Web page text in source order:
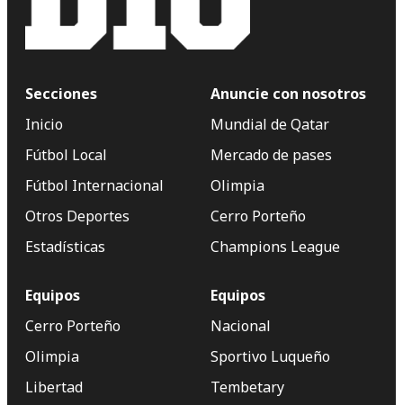
Secciones
Inicio
Fútbol Local
Fútbol Internacional
Otros Deportes
Estadísticas
Anuncie con nosotros
Mundial de Qatar
Mercado de pases
Olimpia
Cerro Porteño
Champions League
Equipos
Cerro Porteño
Olimpia
Libertad
Equipos
Nacional
Sportivo Luqueño
Tembetary